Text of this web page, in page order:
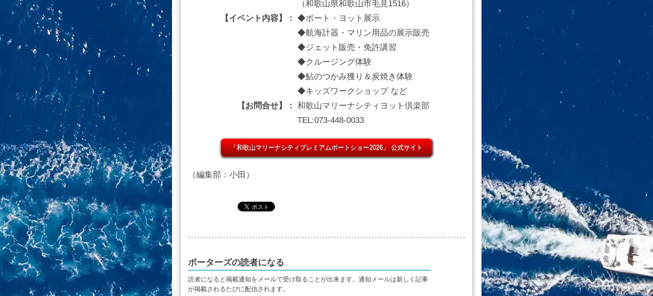
（和歌山県和歌山市毛見1516）
【イベント内容】： ◆ボート・ヨット展示
◆航海計器・マリン用品の展示販売
◆ジェット販売・免許講習
◆クルージング体験
◆鮎のつかみ獲り＆炭焼き体験
◆キッズワークショップ など
【お問合せ】： 和歌山マリーナシティヨット倶楽部
TEL:073-448-0033
「和歌山マリーナシティプレミアムボートショー2026」 公式サイト
（編集部：小田）
ボーターズの読者になる
読者になると掲載通知をメールで受け取ることが出来ます。通知メールは新しく記事
が掲載されるたびに配信されます。